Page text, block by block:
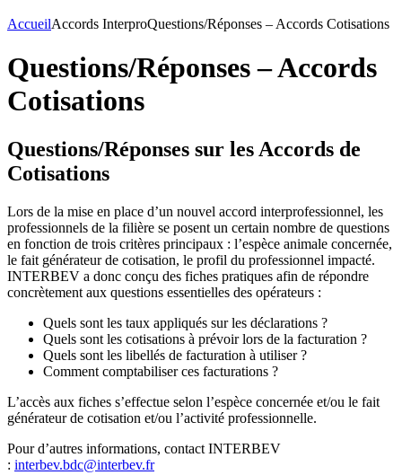
AccueilAccords InterproQuestions/Réponses – Accords Cotisations
Questions/Réponses – Accords
Cotisations
Questions/Réponses sur les Accords de
Cotisations
Lors de la mise en place d’un nouvel accord interprofessionnel, les
professionnels de la filière se posent un certain nombre de questions
en fonction de trois critères principaux : l’espèce animale concernée,
le fait générateur de cotisation, le profil du professionnel impacté.
INTERBEV a donc conçu des fiches pratiques afin de répondre
concrètement aux questions essentielles des opérateurs :
Quels sont les taux appliqués sur les déclarations ?
Quels sont les cotisations à prévoir lors de la facturation ?
Quels sont les libellés de facturation à utiliser ?
Comment comptabiliser ces facturations ?
L’accès aux fiches s’effectue selon l’espèce concernée et/ou le fait
générateur de cotisation et/ou l’activité professionnelle.
Pour d’autres informations, contact INTERBEV
: interbev.bdc@interbev.fr